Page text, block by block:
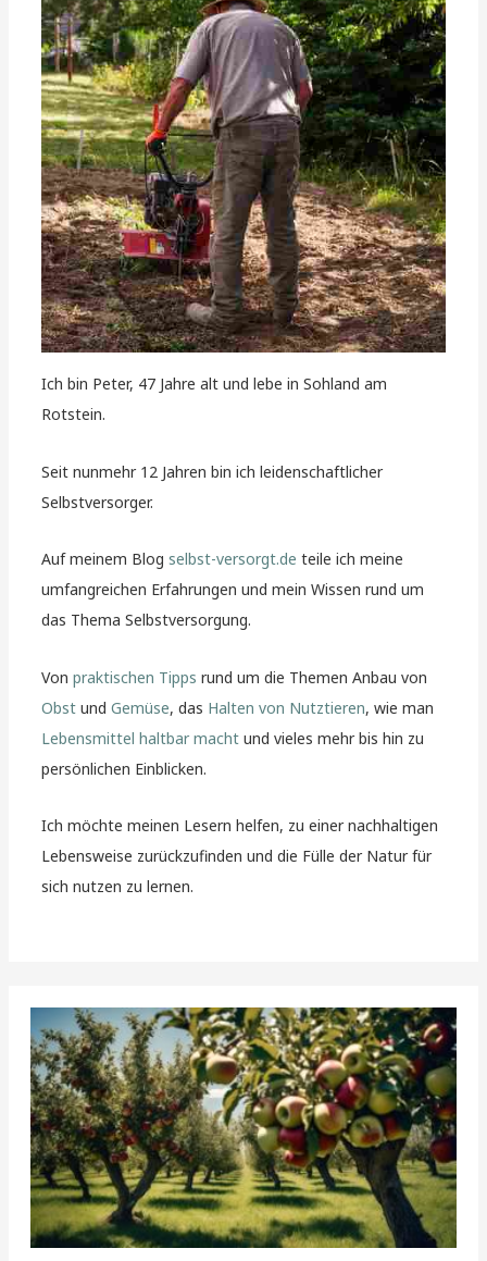
Ich bin Peter, 47 Jahre alt und lebe in Sohland am
Rotstein.
Seit nunmehr 12 Jahren bin ich leidenschaftlicher
Selbstversorger.
Auf meinem Blogselbst-versorgt.de teile ich meine
umfangreichen Erfahrungen und mein Wissen rund um
das Thema Selbstversorgung.
Vonpraktischen Tipps rund um die Themen Anbau von
Obst undGemüse, das Halten von Nutztieren, wie man
Lebensmittel haltbar macht und vieles mehr bis hin zu
persönlichen Einblicken.
Ich möchte meinen Lesern helfen, zu einer nachhaltigen
Lebensweise zurückzufinden und die Fülle der Natur für
sich nutzen zu lernen.